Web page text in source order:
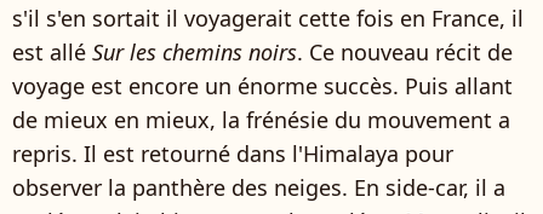
s'il s'en sortait il voyagerait cette fois en France, il
est allé Sur les chemins noirs. Ce nouveau récit de
voyage est encore un énorme succès. Puis allant
de mieux en mieux, la frénésie du mouvement a
repris. Il est retourné dans l'Himalaya pour
observer la panthère des neiges. En side-car, il a